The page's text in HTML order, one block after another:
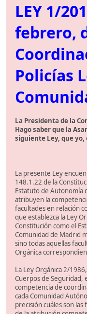
LEY 1/
febrero,
Policías
La Presidenta de la
Hago saber que la
siguiente Ley, que yo,
La presente Ley
148.1.22 de la
Estatuto de Autonomía
atribuyen la
facultades en relación
que establezca la Ley
Constitución como el
Comunidad de Madrid
sino todas aquellas
Orgánica
La Ley Orgánica 2/
Cuerpos de Seguridad,
competencia de
cada Comunidad
precisión cuáles son